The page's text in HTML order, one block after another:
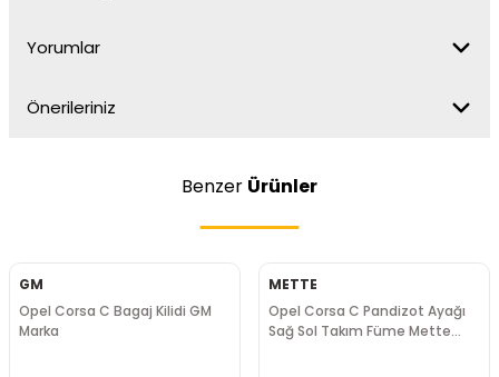
Yorumlar
Önerileriniz
Benzer Ürünler
GM
Opel Corsa C Bagaj Kilidi GM
Marka
METTE
Opel Corsa C Pandizot Ayağı
Sağ Sol Takım Füme Mette